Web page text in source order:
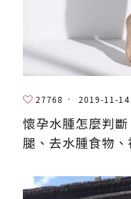
27768 2019-11-14
懷孕水腫怎麼判
腿、去水腫食物、